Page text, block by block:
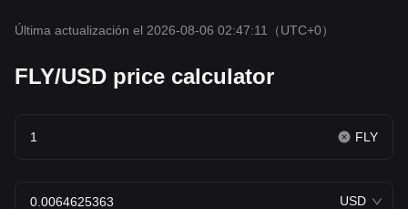
Última actualización el 2026-08-06 02:47:11 （UTC+0）
FLY/USD price calculator
FLY
USD